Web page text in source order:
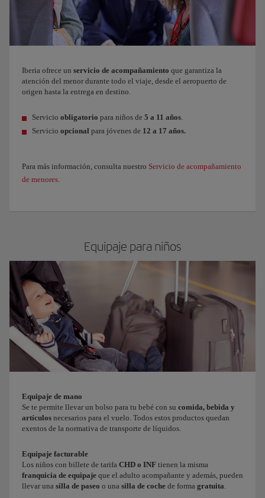
Iberia ofrece un servicio de acompañamiento que garantiza la
atención del menor durante todo el viaje, desde el aeropuerto de
origen hasta la entrega en destino.
Servicio obligatorio para niños de 5 a 11 años
Servicio opcional para jóvenes de 12 a 17 años.
Para más información, consulta nuestro Servicio de acompañamiento
de menores
Equipaje para niños
Equipaje de mano
Se te permite llevar un bolso para tu bebé con su comida, bebida y
artículos necesarios para el vuelo. Todos estos productos quedan
exentos de la normativa de transporte de líquidos.
Equipaje facturable
Los niños con billete de tarifa CHD o INF tienen la misma
franquicia de equipaje que el adulto acompañante y además, pueden
llevar una silla de paseo o una silla de coche de forma gratuita